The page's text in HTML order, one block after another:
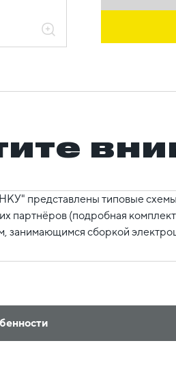
представлены типовые
партнёров (подробная
занимающимся сборкой